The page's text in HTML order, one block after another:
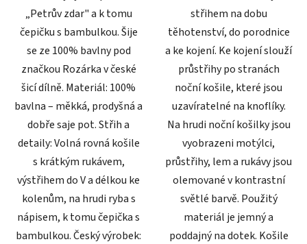
„Petrův zdar" a k tomu
čepičku s bambulkou. Šije
se ze 100% bavlny pod
značkou Rozárka v české
šicí dílně. Materiál: 100%
bavlna – měkká, prodyšná a
dobře saje pot. Střih a
detaily: Volná rovná košile
s krátkým rukávem,
výstřihem do V a délkou ke
kolenům, na hrudi ryba s
nápisem, k tomu čepička s
bambulkou. Český výrobek:
střihem na dobu
těhotenství, do porodnice
a ke kojení. Ke kojení slouží
průstřihy po stranách
noční košile, které jsou
uzavíratelné na knoflíky.
Na hrudi noční košilky jsou
vyobrazeni motýlci,
průstřihy, lem a rukávy jsou
olemované v kontrastní
světlé barvě. Použitý
materiál je jemný a
poddajný na dotek. Košile